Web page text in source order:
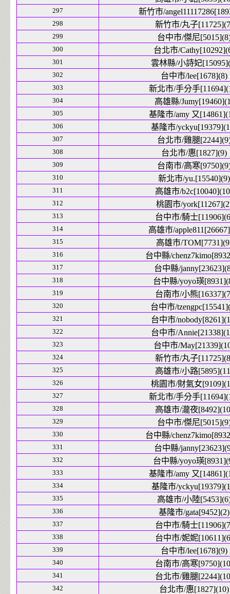
297 新竹市/
298 新竹市/丸子
299 台中市/傑尼
300 台北市/
301 雲林縣/小詩妃
302 台中市/lee[1678](8)
303 新北市/手分手
304 高雄縣/
305 基隆市/amy 又
306 基隆市/
307 台北市/雞腿
308 台北市/惠[1827](9)
309 台南市/高寒
310 新北市/yu.[15540](9)
311 高雄市/
312 桃園市/
313 台中市/騎士
314 高雄市/
315 高雄市/
316 台中縣/
317 台中縣/
318 台中縣/yoyo瑛
319 台南市/小熊
320 台中市/
321 台中市/
322 台中市/
323 台中市/
324 新竹市/丸子
325 高雄市/小路
326 桃園市/財氣女
327 新北市/手分手
328 高雄市/瀧夜
329 台中市/傑尼
330 台中縣/
331 台中縣/
332 台中縣/yoyo瑛
333 基隆市/amy 又
334 基隆市/
335 高雄市/小陸
336 基隆市/gata[9452](2)
337 台中市/騎士
338 台中市/妮妮
339 台中市/lee[1678](9)
340 台南市/高寒
341 台北市/雞腿
342 台北市/惠[1827](10)